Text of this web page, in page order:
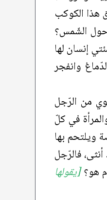
هذا الكوكب
حول الشّمس؟
إنسان لها
وانفجر
من الرّجل
في كلّ
ويلتحم بها
فالرّجل
هو؟[يقولها